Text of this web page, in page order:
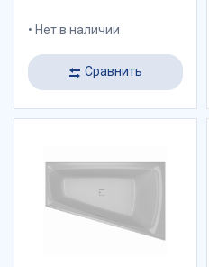
Нет в наличии
Сравнить